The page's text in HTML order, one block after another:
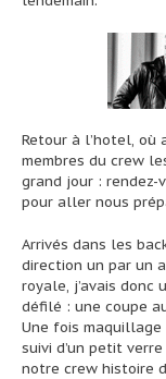
Retour à l’hotel,
membres du crew
grand jour :
pour aller nous
Arrivés dans les
direction un par un
royale, j’avais donc
défilé : une coupe
Une fois
suivi d’un petit
notre crew histoire